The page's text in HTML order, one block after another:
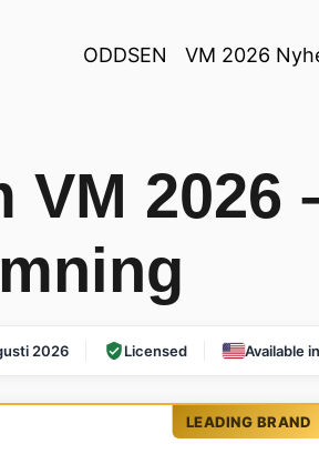
ODDSEN VM 2026
VM 2026
2026 Licensed Available
LEADING BRAND